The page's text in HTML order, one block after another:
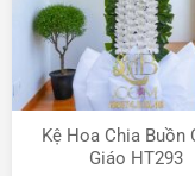
Kệ Hoa Chia Buồn
Giáo HT293